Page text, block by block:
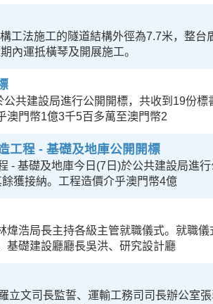
工法施工的隧道結構外徑為7.7米，整台
內運抵橫琴及開展施工。
共建設局進行公開開標，共收到19份
澳門幣1億3千5百多萬至澳門幣2
工程 - 基礎及地庫公開開標
- 基礎及地庫今日(7日)於公共建設局進
獲接納。工程造價介乎澳門幣4億
浩局長主持各級主管就職儀式。就職
基礎建設廳廳長吳洪、研究設計廳
立文司長監誓、運輸工務司司長辦公室